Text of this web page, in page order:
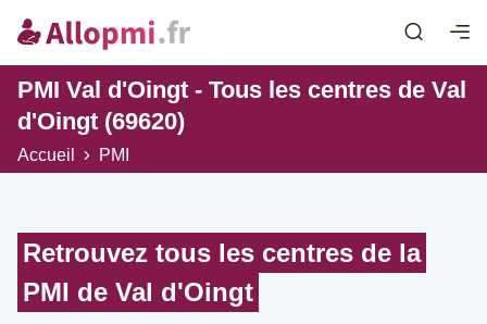
PMI Val d'Oingt - Tous les centres de Val
d'Oingt (69620)
Accueil PMI
Retrouvez tous les centres de la
PMI de Val d'Oingt